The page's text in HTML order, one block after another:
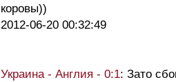
коровы))
2012-06-20 00:32:49
Украина - Англия - 0:1: Зато